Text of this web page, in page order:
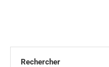
Rechercher